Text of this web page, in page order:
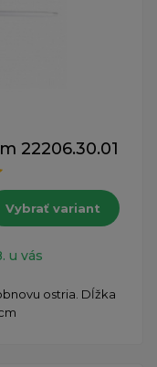
22206.30.01
Vybrať variant
u vás
ostria. Dĺžka